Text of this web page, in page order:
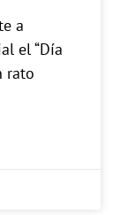
a
el “Día
rato